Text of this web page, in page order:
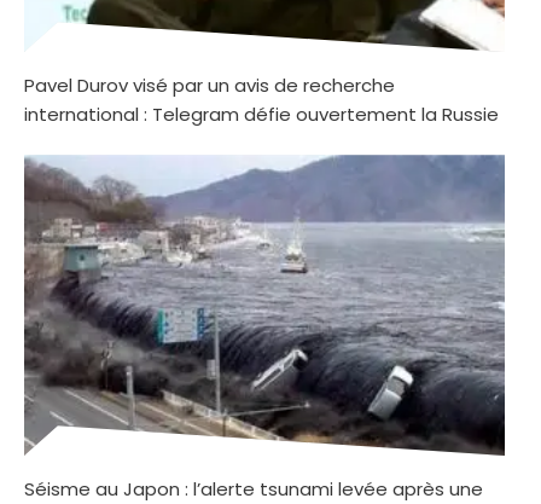
Pavel Durov visé par un avis de recherche
international : Telegram défie ouvertement la Russie
Séisme au Japon : l’alerte tsunami levée après une